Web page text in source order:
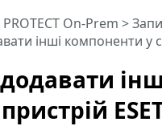
PROTECT On-Prem >
інші компоненти у